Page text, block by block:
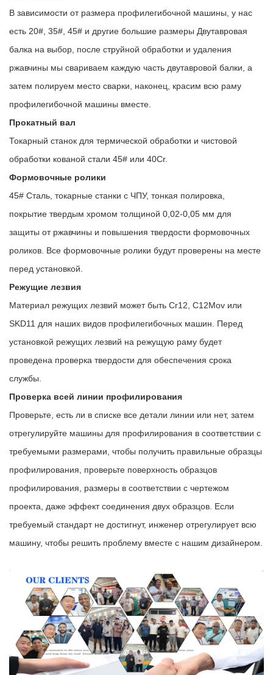
В зависимости от размера профилегибочной машины, у нас
есть 20#, 35#, 45# и другие большие размеры Двутавровая
балка на выбор, после струйной обработки и удаления
ржавчины мы свариваем каждую часть двутавровой балки, а
затем полируем место сварки, наконец, красим всю раму
профилегибочной машины вместе.
Прокатный вал
Токарный станок для термической обработки и чистовой
обработки кованой стали 45# или 40Cr.
Формовочные ролики
45# Сталь, токарные станки с ЧПУ, тонкая полировка,
покрытие твердым хромом толщиной 0,02-0,05 мм для
защиты от ржавчины и повышения твердости формовочных
роликов. Все формовочные ролики будут проверены на месте
перед установкой.
Режущие лезвия
Материал режущих лезвий может быть Cr12, C12Mov или
SKD11 для наших видов профилегибочных машин. Перед
установкой режущих лезвий на режущую раму будет
проведена проверка твердости для обеспечения срока
службы.
Проверка всей линии профилирования
Проверьте, есть ли в списке все детали линии или нет, затем
отрегулируйте машины для профилирования в соответствии с
требуемыми размерами, чтобы получить правильные образцы
профилирования, проверьте поверхность образцов
профилирования, размеры в соответствии с чертежом
проекта, даже эффект соединения двух образцов. Если
требуемый стандарт не достигнут, инженер отрегулирует всю
машину, чтобы решить проблему вместе с нашим дизайнером.